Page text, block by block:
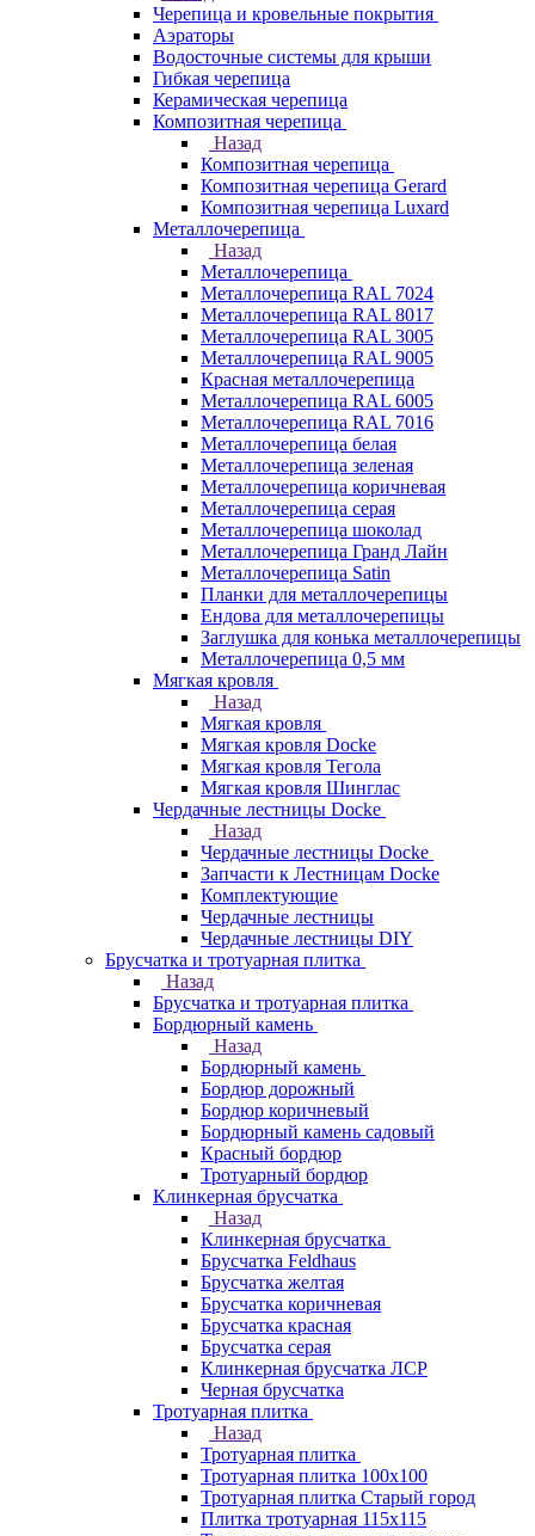
Черепица и кровельные покрытия
Аэраторы
Водосточные системы для крыши
Гибкая черепица
Керамическая черепица
Композитная черепица
Назад
Композитная черепица
Композитная черепица Gerard
Композитная черепица Luxard
Металлочерепица
Назад
Металлочерепица
Металлочерепица RAL 7024
Металлочерепица RAL 8017
Металлочерепица RAL 3005
Металлочерепица RAL 9005
Красная металлочерепица
Металлочерепица RAL 6005
Металлочерепица RAL 7016
Металлочерепица белая
Металлочерепица зеленая
Металлочерепица коричневая
Металлочерепица серая
Металлочерепица шоколад
Металлочерепица Гранд Лайн
Металлочерепица Satin
Планки для металлочерепицы
Ендова для металлочерепицы
Заглушка для конька металлочерепицы
Металлочерепица 0,5 мм
Мягкая кровля
Назад
Мягкая кровля
Мягкая кровля Docke
Мягкая кровля Тегола
Мягкая кровля Шинглас
Чердачные лестницы Docke
Назад
Чердачные лестницы Docke
Запчасти к Лестницам Docke
Комплектующие
Чердачные лестницы
Чердачные лестницы DIY
Брусчатка и тротуарная плитка
Назад
Брусчатка и тротуарная плитка
Бордюрный камень
Назад
Бордюрный камень
Бордюр дорожный
Бордюр коричневый
Бордюрный камень садовый
Красный бордюр
Тротуарный бордюр
Клинкерная брусчатка
Назад
Клинкерная брусчатка
Брусчатка Feldhaus
Брусчатка желтая
Брусчатка коричневая
Брусчатка красная
Брусчатка серая
Клинкерная брусчатка ЛСР
Черная брусчатка
Тротуарная плитка
Назад
Тротуарная плитка
Тротуарная плитка 100x100
Тротуарная плитка Старый город
Плитка тротуарная 115x115